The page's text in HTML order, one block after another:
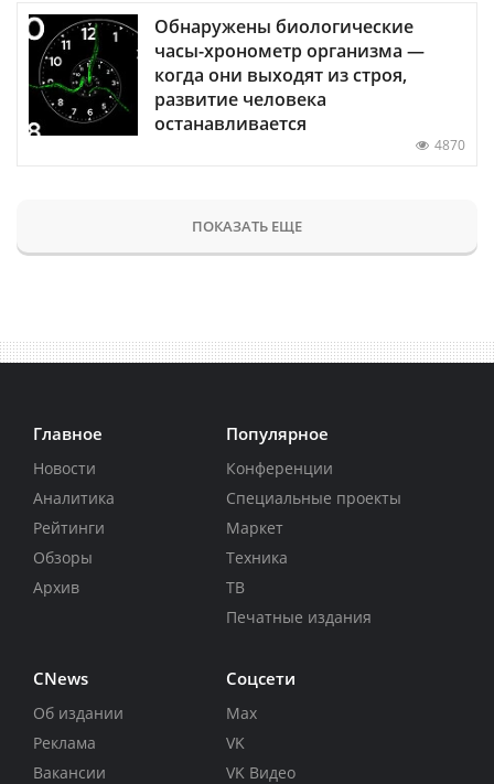
Обнаружены биологические
часы-хронометр организма —
когда они выходят из строя,
развитие человека
останавливается
4870
ПОКАЗАТЬ ЕЩЕ
Главное
Новости
Аналитика
Рейтинги
Обзоры
Архив
Популярное
Конференции
Специальные проекты
Маркет
Техника
ТВ
Печатные издания
CNews
Об издании
Реклама
Вакансии
Соцсети
Max
VK
VK Видео